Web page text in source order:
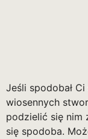
Jeśli spodobał
wiosennych
podzielić się nim
się spodoba.